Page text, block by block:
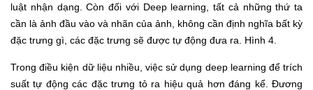
luật nhận dạng. Còn đối với Deep learning, tất cả những thứ ta
cần là ảnh đầu vào và nhãn của ảnh, không cần định nghĩa bất kỳ
đặc trưng gì, các đặc trưng sẽ được tự động đưa ra. Hình 4.
Trong điều kiện dữ liệu nhiều, việc sử dụng deep learning để trích
suất tự động các đặc trưng tỏ ra hiệu quả hơn đáng kể. Đương